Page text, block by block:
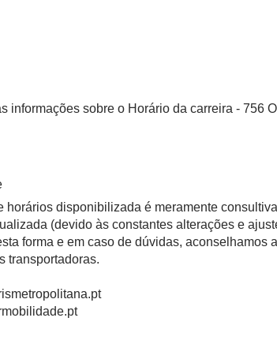
informações sobre o Horário da carreira - 756
horários disponibilizada é meramente
(devido às constantes alterações e
forma e em caso de dúvidas, aconselhamos
transportadoras.